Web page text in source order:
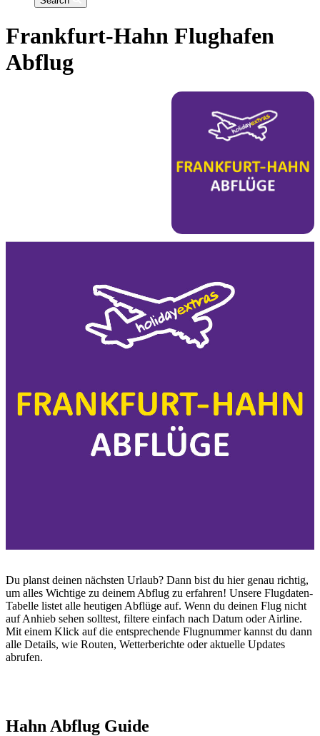
Frankfurt-Hahn Flughafen
Abflug
Du planst deinen nächsten Urlaub? Dann bist du hier genau richtig,
um alles Wichtige zu deinem Abflug zu erfahren! Unsere Flugdaten-
Tabelle listet alle heutigen Abflüge auf. Wenn du deinen Flug nicht
auf Anhieb sehen solltest, filtere einfach nach Datum oder Airline.
Mit einem Klick auf die entsprechende Flugnummer kannst du dann
alle Details, wie Routen, Wetterberichte oder aktuelle Updates
abrufen.
Hahn Abflug Guide